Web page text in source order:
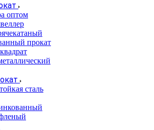
оптом
прокат
сталь